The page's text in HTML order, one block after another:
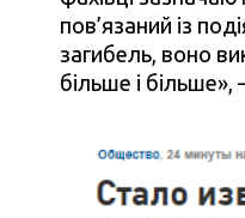
пов’язаний із
загибель, воно
більше і більше»,